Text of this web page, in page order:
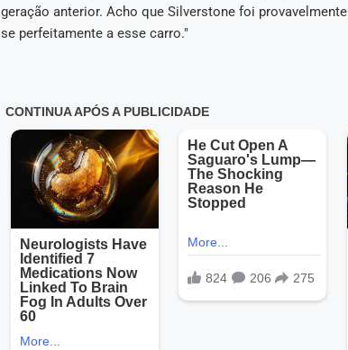
geração anterior. Acho que Silverstone foi
se perfeitamente a esse carro."